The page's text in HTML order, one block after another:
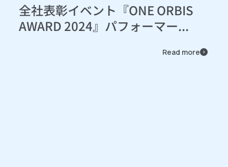
全社表彰イベント『ONE ORBIS
AWARD 2024』パフォーマー...
Read more